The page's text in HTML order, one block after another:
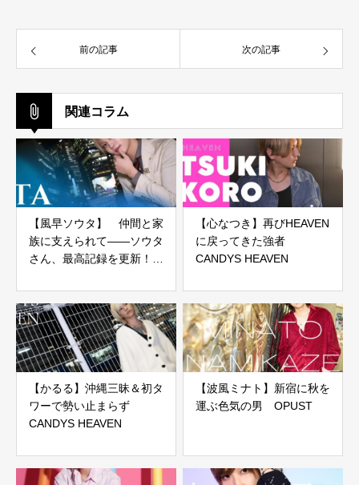
前の記事 次の記事
関連コラム
【風早ソウタ】 仲間と家
族に支えられて――ソウタ
さん、最高記録を更新！
【心なつき】再びHEAVEN
に戻ってきた強者
CANDYS HEAVEN
【かるる】沖縄三昧＆初タ
ワーで勢い止まらず
CANDYS HEAVEN
【波風ミナト】新宿に秋を
運ぶ色気の男 OPUST